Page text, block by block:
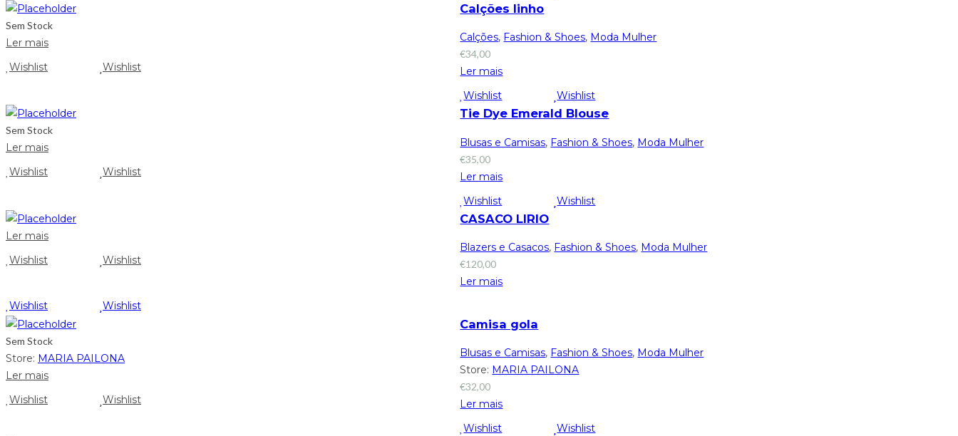
Sem Stock
Ler mais
Wishlist
Wishlist
Calções linho
Calções, Fashion & Shoes, Moda Mulher
€34,00
Ler mais
Wishlist
Wishlist
Sem Stock
Ler mais
Wishlist
Wishlist
Tie Dye Emerald Blouse
Blusas e Camisas, Fashion & Shoes, Moda Mulher
€35,00
Ler mais
Wishlist
Wishlist
Ler mais
Wishlist
Wishlist
CASACO LIRIO
Blazers e Casacos, Fashion & Shoes, Moda Mulher
€120,00
Ler mais
Wishlist
Wishlist
Sem Stock
Store: MARIA PAILONA
Ler mais
Wishlist
Wishlist
Camisa gola
Blusas e Camisas, Fashion & Shoes, Moda Mulher
Store: MARIA PAILONA
€32,00
Ler mais
Wishlist
Wishlist